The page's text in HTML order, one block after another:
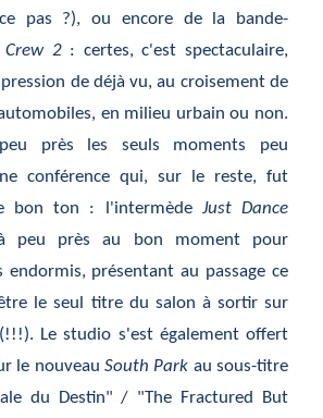
ce pas ?), ou encore de la bande-
Crew 2: certes, c'est spectaculaire,
de déjà vu, au croisement de
en milieu urbain ou non.
près les seuls moments peu
conférence qui, sur le reste, fut
bon ton : l'intermède Just Dance
peu près au bon moment pour
endormis, présentant au passage ce
le seul titre du salon à sortir sur
Le studio s'est également offert
le nouveau South Park au sous-titre
du Destin" / "The Fractured But